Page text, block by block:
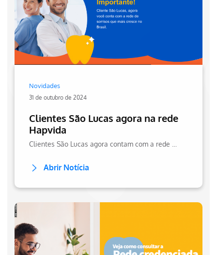
Novidades
31 de outubro de 2024
Clientes São Lucas agora na rede
Hapvida
Abrir Notícia